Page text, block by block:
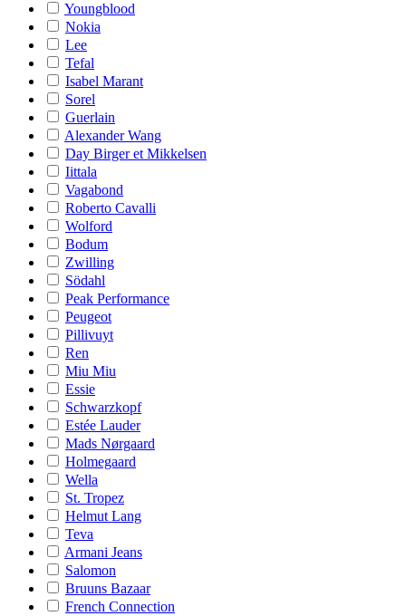
Youngblood
Nokia
Lee
Tefal
Isabel Marant
Sorel
Guerlain
Alexander Wang
Day Birger et Mikkelsen
Iittala
Vagabond
Roberto Cavalli
Wolford
Bodum
Zwilling
Södahl
Peak Performance
Peugeot
Pillivuyt
Ren
Miu Miu
Essie
Schwarzkopf
Estée Lauder
Mads Nørgaard
Holmegaard
Wella
St. Tropez
Helmut Lang
Teva
Armani Jeans
Salomon
Bruuns Bazaar
French Connection